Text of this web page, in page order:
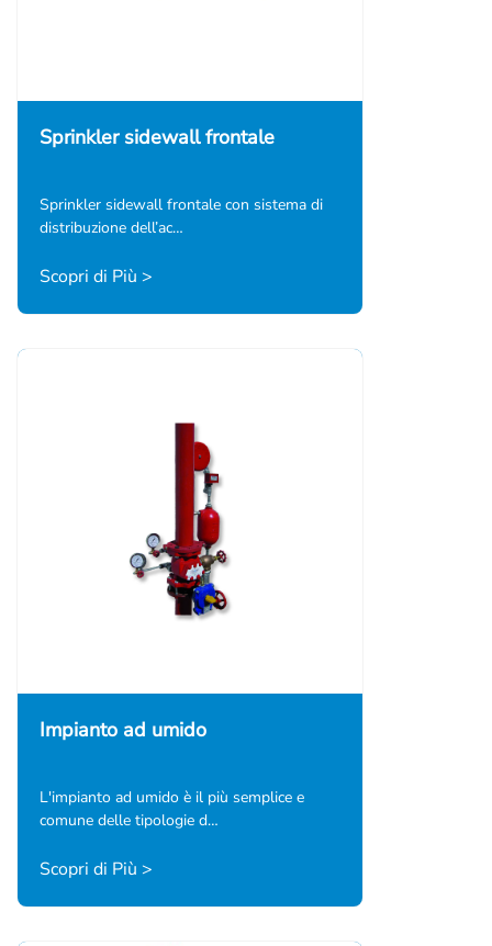
Sprinkler sidewall frontale
Sprinkler sidewall frontale con sistema di
distribuzione dell’ac…
Scopri di Più >
Impianto ad umido
L'impianto ad umido è il più semplice e
comune delle tipologie d…
Scopri di Più >